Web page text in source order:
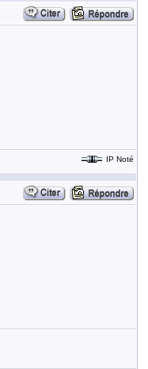
IP Noté